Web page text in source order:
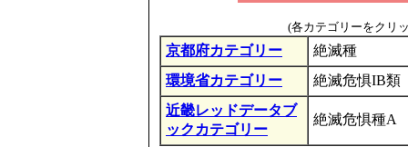
(各カテゴリーをクリ
京都府カテゴリー
絶滅種
環境省カテゴリー
絶滅危惧IB類
近畿レッドデータブ
ックカテゴリー
絶滅危惧種A